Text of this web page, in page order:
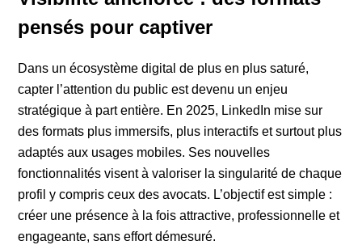
pensés pour captiver
Dans un écosystème digital de plus en plus saturé,
capter l’attention du public est devenu un enjeu
stratégique à part entière. En 2025, LinkedIn mise sur
des formats plus immersifs, plus interactifs et surtout plus
adaptés aux usages mobiles. Ses nouvelles
fonctionnalités visent à valoriser la singularité de chaque
profil y compris ceux des avocats. L’objectif est simple :
créer une présence à la fois attractive, professionnelle et
engageante, sans effort démesuré.